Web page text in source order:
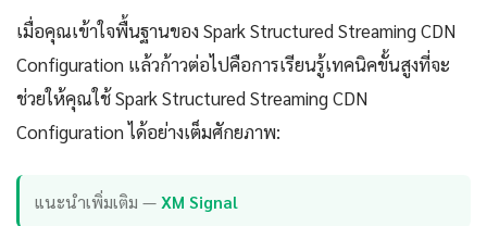
เมื่อคุณเข้าใจพื้นฐานของ Spark Structured Streaming CDN
Configuration แล้วก้าวต่อไปคือการเรียนรู้เทคนิคขั้นสูงที่จะ
ช่วยให้คุณใช้ Spark Structured Streaming CDN
Configuration ได้อย่างเต็มศักยภาพ:
แนะนำเพิ่มเติม —XM Signal